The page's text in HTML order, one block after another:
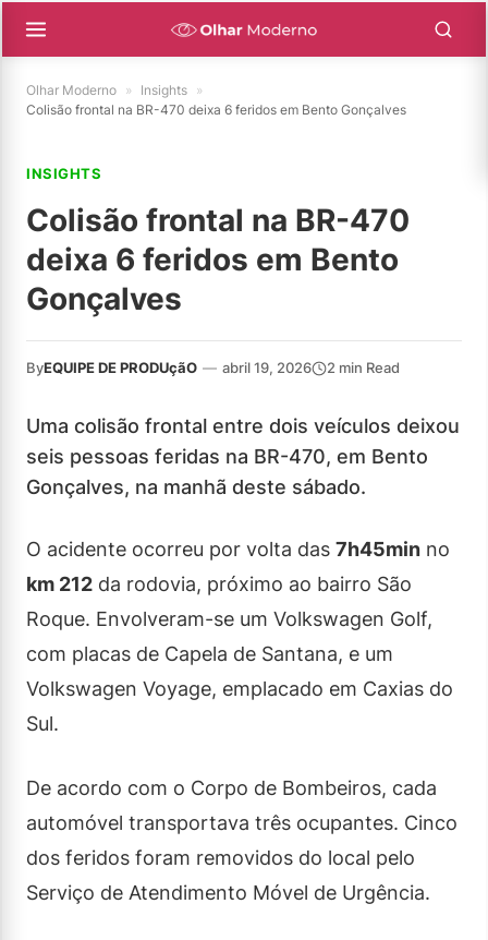
Olhar Moderno » Insights »
Colisão frontal na BR-470 deixa 6 feridos em Bento Gonçalves
INSIGHTS
Colisão frontal na BR-470
deixa 6 feridos em Bento
Gonçalves
ByEQUIPE DE PRODUçãO — abril 19, 2026 2 min Read
Uma colisão frontal entre dois veículos deixou
seis pessoas feridas na BR-470, em Bento
Gonçalves, na manhã deste sábado.
O acidente ocorreu por volta das 7h45min no
km 212 da rodovia, próximo ao bairro São
Roque. Envolveram-se um Volkswagen Golf,
com placas de Capela de Santana, e um
Volkswagen Voyage, emplacado em Caxias do
Sul.
De acordo com o Corpo de Bombeiros, cada
automóvel transportava três ocupantes. Cinco
dos feridos foram removidos do local pelo
Serviço de Atendimento Móvel de Urgência.